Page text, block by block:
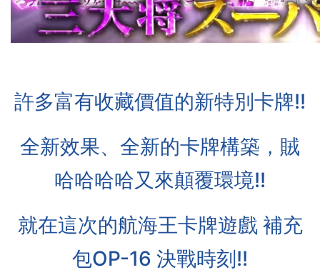
許多富有收藏價值的新特別卡牌!!
全新效果、全新的卡牌構築，賊
哈哈哈哈又來顛覆環境!!
就在這次的航海王卡牌遊戲 補充
包OP-16 決戰時刻!!